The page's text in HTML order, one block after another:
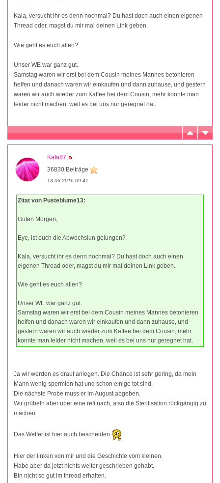
Kala, versucht ihr es denn nochmal? Du hast doch auch einen eigenen
Thread oder, magst du mir mal deinen Link geben.
Wie geht es euch allen?
Unser WE war ganz gut.
Samstag waren wir erst bei dem Cousin meines Mannes betonieren
helfen und danach waren wir einkaufen und dann zuhause, und gestern
waren wir auch wieder zum Kaffee bei dem Cousin, mehr konnte man
leider nicht machen, weil es bei uns nur geregnet hat.
Kala87
36830 Beiträge
13.06.2016 09:41
Zitat von Pusteblume13:
Guten Morgen,
Eye, ist euch die Abwechslun gelungen?
Kala, versucht ihr es denn nochmal? Du hast doch auch einen
eigenen Thread oder, magst du mir mal deinen Link geben.
Wie geht es euch allen?
Unser WE war ganz gut.
Samstag waren wir erst bei dem Cousin meines Mannes betonieren
helfen und danach waren wir einkaufen und dann zuhause, und
gestern waren wir auch wieder zum Kaffee bei dem Cousin, mehr
konnte man leider nicht machen, weil es bei uns nur geregnet hat.
Ja wir werden es drauf anlegen. Die Chance ist sehr gering, da mein
Mann wenig spermien hat und schon einige tot sind.
Die nächste Probe muss er im August abgeben.
Wir grübeln aber über eine refi nach, also die Sterilisation rückgängig zu
machen.
Das Wetter ist hier auch bescheiden
Hier der linken von mir und die Geschichte vom kleinen.
Habe aber da jetzt nichts weiter geschrieben gehabt.
Bin nicht so gut im thread erhalten.